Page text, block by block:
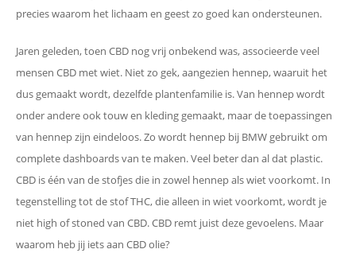
precies waarom het lichaam en geest zo goed kan ondersteunen.
Jaren geleden, toen CBD nog vrij onbekend was, associeerde veel
mensen CBD met wiet. Niet zo gek, aangezien hennep, waaruit het
dus gemaakt wordt, dezelfde plantenfamilie is. Van hennep wordt
onder andere ook touw en kleding gemaakt, maar de toepassingen
van hennep zijn eindeloos. Zo wordt hennep bij BMW gebruikt om
complete dashboards van te maken. Veel beter dan al dat plastic.
CBD is één van de stofjes die in zowel hennep als wiet voorkomt. In
tegenstelling tot de stof THC, die alleen in wiet voorkomt, wordt je
niet high of stoned van CBD. CBD remt juist deze gevoelens. Maar
waarom heb jij iets aan CBD olie?